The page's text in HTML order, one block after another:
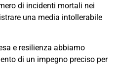
di incidenti mortali nei
una media intollerabile
e resilienza abbiamo
di un impegno preciso per